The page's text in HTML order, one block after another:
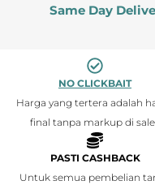
Same Day
NO CLICKBAIT
Harga yang tertera adalah
final tanpa markup di
PASTI CASHBACK
Untuk semua pembelian